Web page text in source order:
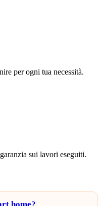
per ogni tua necessità.
sui lavori eseguiti.